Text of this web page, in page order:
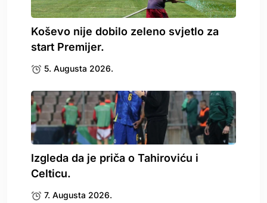
Koševo nije dobilo zeleno svjetlo za
start Premijer.
5. Augusta 2026.
Izgleda da je priča o Tahiroviću i
Celticu.
7. Augusta 2026.